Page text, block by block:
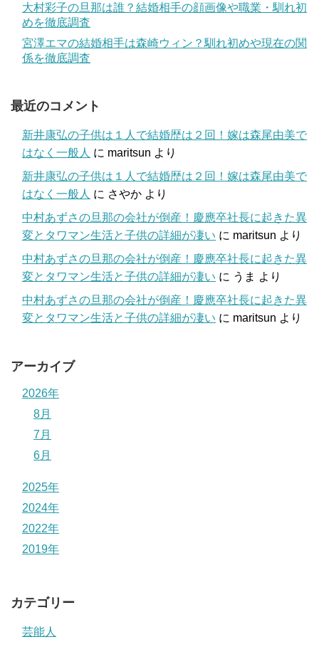
大村彩子の旦那は誰？結婚相手の顔画像や職業・馴れ初
めを徹底調査
宮澤エマの結婚相手は森崎ウィン？馴れ初めや現在の関
係を徹底調査
最近のコメント
新井康弘の子供は１人で結婚歴は２回！嫁は森尾由美で
はなく一般人 に maritsun より
新井康弘の子供は１人で結婚歴は２回！嫁は森尾由美で
はなく一般人 に さやか より
中村あずさの旦那の会社が倒産！慶應卒社長に起きた異
変とタワマン生活と子供の詳細が凄い に maritsun より
中村あずさの旦那の会社が倒産！慶應卒社長に起きた異
変とタワマン生活と子供の詳細が凄い に うま より
中村あずさの旦那の会社が倒産！慶應卒社長に起きた異
変とタワマン生活と子供の詳細が凄い に maritsun より
アーカイブ
2026年
8月
7月
6月
2025年
2024年
2022年
2019年
カテゴリー
芸能人